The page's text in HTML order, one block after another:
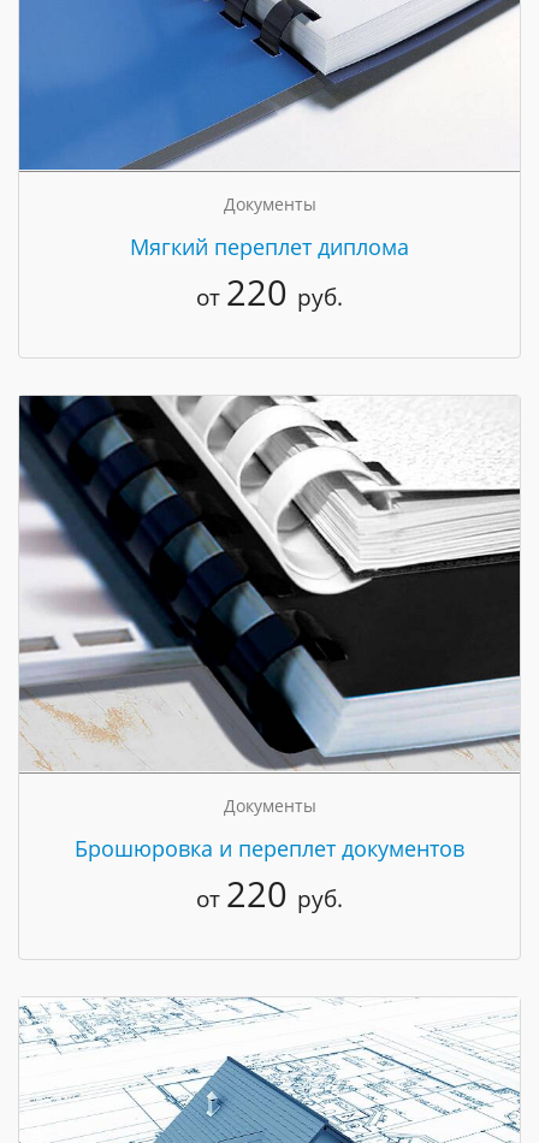
Документы
Мягкий переплет диплома
от 220 руб.
Документы
Брошюровка и переплет документов
от 220 руб.